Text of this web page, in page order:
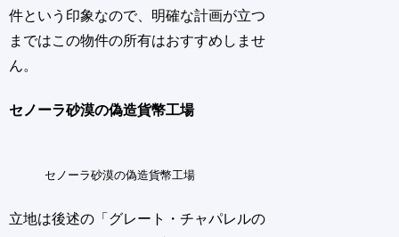
件という印象なので、明確な計画が立つ
まではこの物件の所有はおすすめしませ
ん。
セノーラ砂漠の偽造貨幣工場
セノーラ砂漠の偽造貨幣工場
立地は後述の「グレート・チャパレルの